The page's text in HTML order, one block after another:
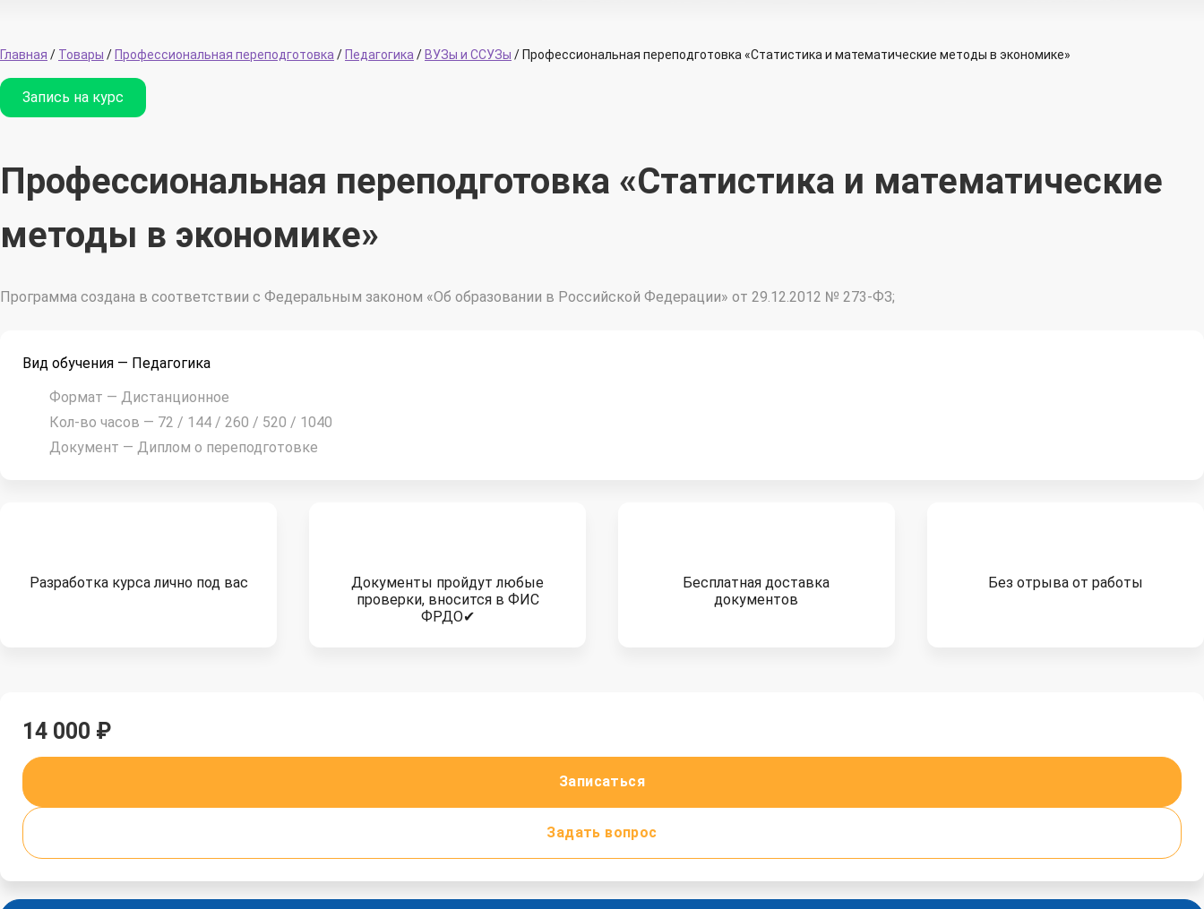
Главная / Товары / Профессиональная переподготовка / Педагогика / ВУЗы и ССУЗы / Профессиональная переподготовка «Статистика и математические методы в экономике»
Запись на курс
Профессиональная переподготовка «Статистика и математические
методы в экономике»
Программа создана в соответствии с Федеральным законом «Об образовании в Российской Федерации» от 29.12.2012 № 273-ФЗ;
Вид обучения — Педагогика
Формат — Дистанционное
Кол-во часов — 72 / 144 / 260 / 520 / 1040
Документ — Диплом о переподготовке
Разработка курса лично под вас
Документы пройдут любые
проверки, вносится в ФИС
ФРДО✔
Бесплатная доставка
документов
Без отрыва от работы
14 000 ₽
Записаться
Задать вопрос